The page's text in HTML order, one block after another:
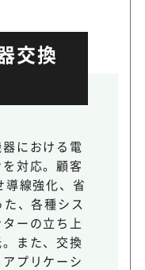
交換
における電
対応。顧客
導線強化、省
、各種シス
ーの立ち上
また、交換
プリケーシ